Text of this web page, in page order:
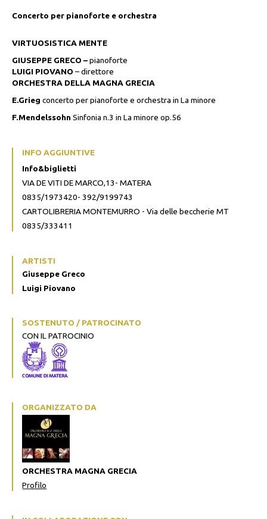
Concerto per pianoforte e orchestra
VIRTUOSISTICA MENTE
GIUSEPPE GRECO –pianoforte
LUIGI PIOVANO – direttore
ORCHESTRA DELLA MAGNA GRECIA
E.Griegconcerto per pianoforte e orchestra in La minore
F.MendelssohnSinfonia n.3 in La minore op.56
INFO AGGIUNTIVE
Info&biglietti
VIA DE VITI DE MARCO,13- MATERA
0835/1973420- 392/9199743
CARTOLIBRERIA MONTEMURRO - Via delle beccherie MT
0835/333411
ARTISTI
Giuseppe Greco
Luigi Piovano
SOSTENUTO / PATROCINATO
CON IL PATROCINIO
ORGANIZZATO DA
ORCHESTRA MAGNA GRECIA
Profilo